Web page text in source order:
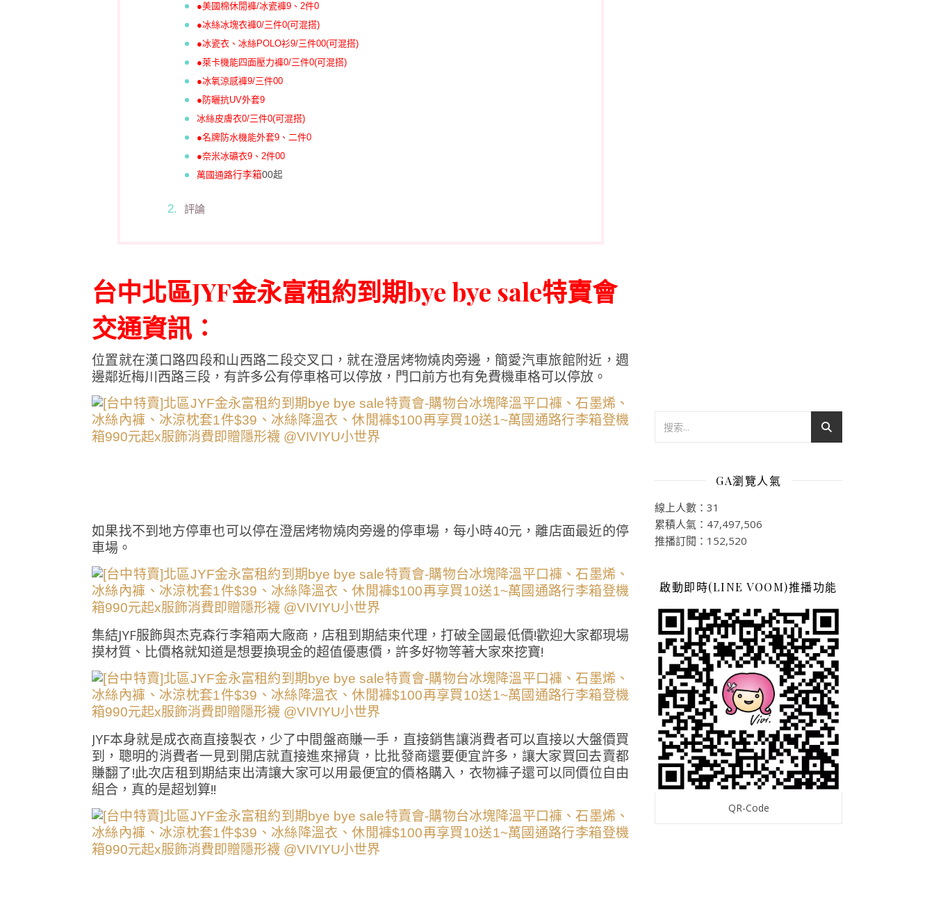
●美國棉休閒褲/冰瓷褲9、2件0
●冰絲冰塊衣褲0/三件0(可混搭)
●冰瓷衣、冰絲POLO衫9/三件00(可混搭)
●萊卡機能四面壓力褲0/三件0(可混搭)
●冰氧涼感褲9/三件00
●防曬抗UV外套9
冰絲皮膚衣0/三件0(可混搭)
●名牌防水機能外套9、二件0
●奈米冰礦衣9、2件00
萬國通路行李箱00起
評論
台中北區JYF金永富租約到期bye bye sale特賣會
交通資訊∶
位置就在漢口路四段和山西路二段交叉口，就在澄居烤物燒肉旁邊，簡愛汽車旅館附近，週
邊鄰近梅川西路三段，有許多公有停車格可以停放，門口前方也有免費機車格可以停放。
如果找不到地方停車也可以停在澄居烤物燒肉旁邊的停車場，每小時40元，離店面最近的停
車場。
集結JYF服飾與杰克森行李箱兩大廠商，店租到期結束代理，打破全國最低價!歡迎大家都現場
摸材質、比價格就知道是想要換現金的超值優惠價，許多好物等著大家來挖寶!
JYF本身就是成衣商直接製衣，少了中間盤商賺一手，直接銷售讓消費者可以直接以大盤價買
到，聰明的消費者一見到開店就直接進來掃貨，比批發商還要便宜許多，讓大家買回去賣都
賺翻了!此次店租到期結束出清讓大家可以用最便宜的價格購入，衣物褲子還可以同價位自由
組合，真的是超划算!!
GA瀏覽人氣
線上人數：31
累積人氣：47,497,506
推播訂閱：152,520
啟動即時(LINE VOOM)推播功能
QR-Code